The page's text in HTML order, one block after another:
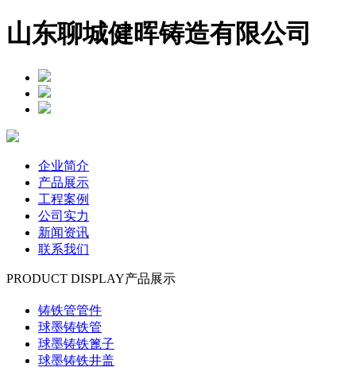
山东聊城健晖铸造有限公司
企业简介
产品展示
工程案例
公司实力
新闻资讯
联系我们
PRODUCT DISPLAY产品展示
铸铁管管件
球墨铸铁管
球墨铸铁篦子
球墨铸铁井盖